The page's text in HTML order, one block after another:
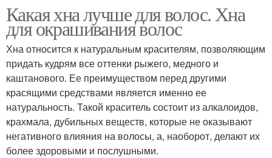
Какая хна лучше для волос. Хна
для окрашивания волос
Хна относится к натуральным красителям, позволяющим
придать кудрям все оттенки рыжего, медного и
каштанового. Ее преимуществом перед другими
красящими средствами является именно ее
натуральность. Такой краситель состоит из алкалоидов,
крахмала, дубильных веществ, которые не оказывают
негативного влияния на волосы, а, наоборот, делают их
более здоровыми и послушными.